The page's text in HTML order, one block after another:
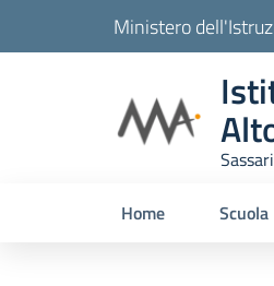
Ministero
Sassari
Home Scuola